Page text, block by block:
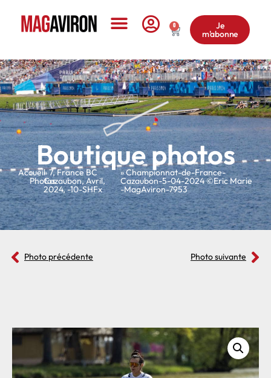
0 Je
m'abonne
Boutique photos
Accueil
»
Photos
»7,France BC
Cazaubon,Avril,
2024,-10-SHFx
» Championnat-de-France-
Cazaubon-5-04-2024 ©Eric Marie
-MagAviron-7953
Photo précédente Photo suivante